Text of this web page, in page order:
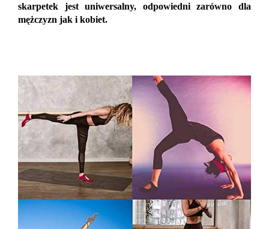
skarpetek jest uniwersalny, odpowiedni zarówno dla
mężczyzn jak i kobiet.